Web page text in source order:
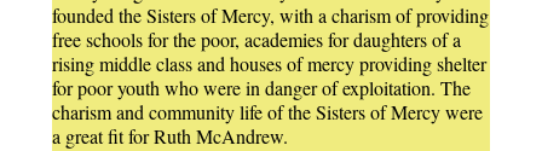
founded the Sisters of Mercy, with a charism of providing
free schools for the poor, academies for daughters of a
rising middle class and houses of mercy providing shelter
for poor youth who were in danger of exploitation. The
charism and community life of the Sisters of Mercy were
a great fit for Ruth McAndrew.